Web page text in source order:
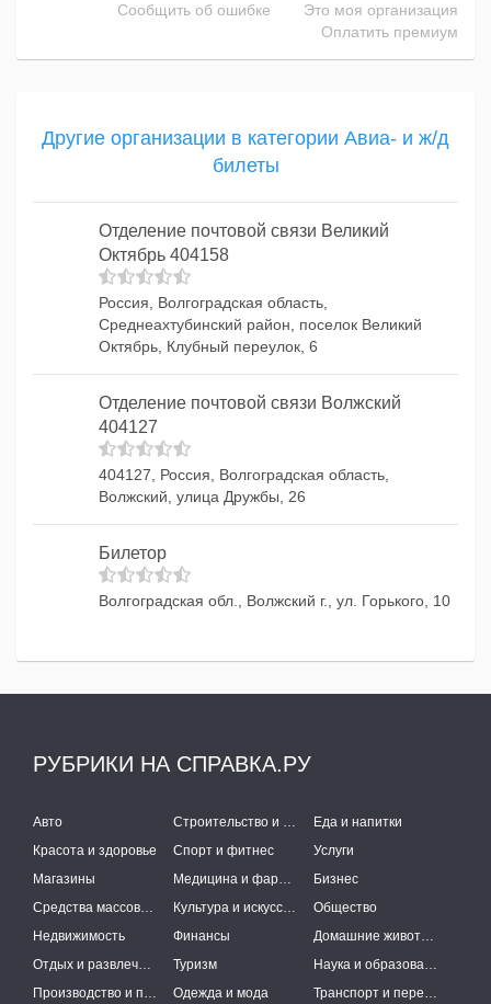
Сообщить об ошибке
Это моя организация
Оплатить премиум
Другие организации в категории Авиа- и ж/д
билеты
Отделение почтовой связи Великий
Октябрь 404158
Россия, Волгоградская область,
Среднеахтубинский район, поселок Великий
Октябрь, Клубный переулок, 6
Отделение почтовой связи Волжский
404127
404127, Россия, Волгоградская область,
Волжский, улица Дружбы, 26
Билетор
Волгоградская обл., Волжский г., ул. Горького, 10
РУБРИКИ НА СПРАВКА.РУ
Авто Строительство и ремонт
Еда и напитки
Красота и здоровье
Спорт и фитнес
Услуги
Магазины
Медицина и фармацевтика
Бизнес
Средства массовой информации
Культура и искусство
Общество
Недвижимость
Финансы
Домашние животные
Отдых и развлечения
Туризм
Наука и образование
Производство и поставки
Одежда и мода Транспорт и перевозки